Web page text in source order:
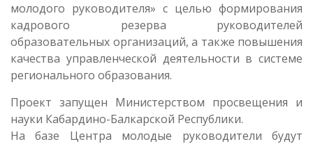
молодого руководителя» с целью формирования
кадрового резерва руководителей
образовательных организаций, а также повышения
качества управленческой деятельности в системе
регионального образования.
Проект запущен Министерством просвещения и
науки Кабардино-Балкарской Республики.
На базе Центра молодые руководители будут